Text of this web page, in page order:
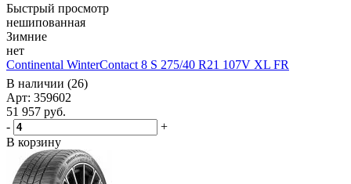
Быстрый просмотр
нешипованная
Зимние
нет
Continental WinterContact 8 S 275/40 R21 107V XL FR
В наличии (26)
Арт: 359602
51 957 руб.
-
+
В корзину